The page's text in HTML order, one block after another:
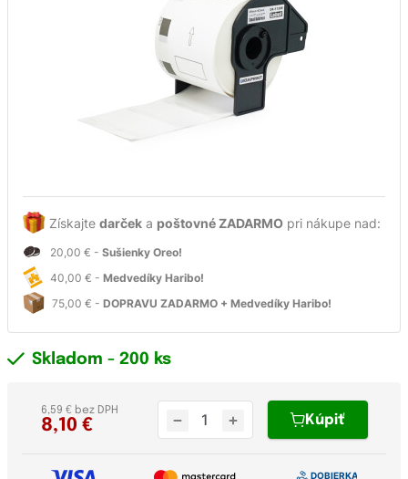
Získajte darček a poštovné ZADARMO pri nákupe nad:
20,00 € - Sušienky Oreo!
40,00 € - Medvedíky Haribo!
75,00 € - DOPRAVU ZADARMO + Medvedíky Haribo!
Skladom - 200 ks
8,10 €
6,59 € bez DPH
Kúpiť